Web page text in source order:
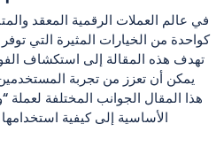
في عالم العملات الرقمية المعقد
كواحدة من الخيارات المثيرة التي
تهدف هذه المقالة إلى استكشاف
يمكن أن تعزز من تجربة
هذا المقال الجوانب المختلفة لعملة
الأساسية إلى كيفية